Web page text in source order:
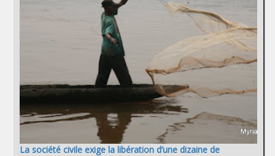
La société civile exige la libération d’une dizaine de